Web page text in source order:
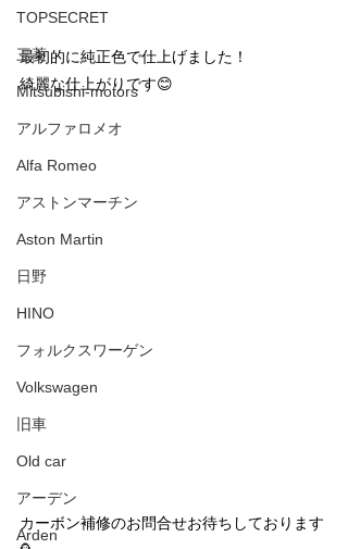
TOPSECRET
三菱
Mitsubishi-motors
アルファロメオ
Alfa Romeo
アストンマーチン
Aston Martin
日野
HINO
フォルクスワーゲン
Volkswagen
旧車
Old car
アーデン
Arden
最初的に純正色で仕上げました！
綺麗な仕上がりです😊
カーボン補修のお問合せお待ちしております